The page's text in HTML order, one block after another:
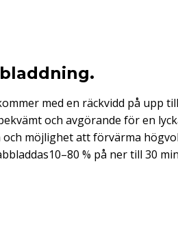
med en räckvidd på upp
och avgörande för en
möjlighet att förvärma
% på ner till 30